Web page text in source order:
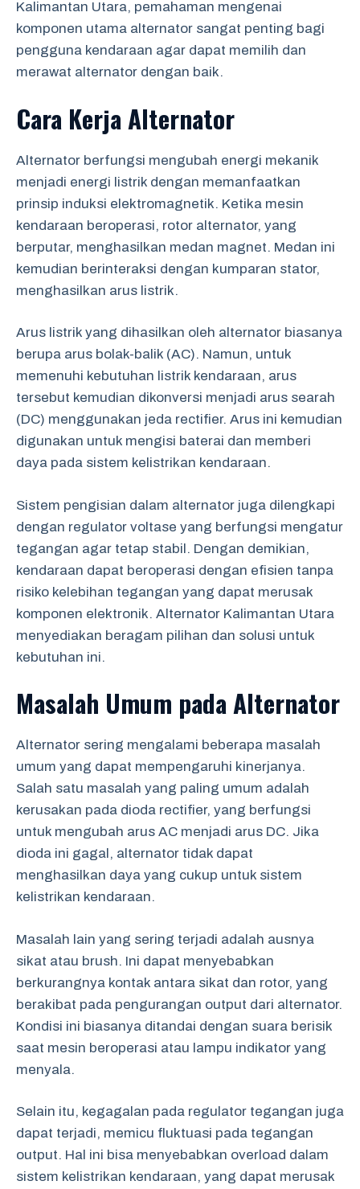
Kalimantan Utara, pemahaman mengenai
komponen utama alternator sangat penting bagi
pengguna kendaraan agar dapat memilih dan
merawat alternator dengan baik.
Cara Kerja Alternator
Alternator berfungsi mengubah energi mekanik
menjadi energi listrik dengan memanfaatkan
prinsip induksi elektromagnetik. Ketika mesin
kendaraan beroperasi, rotor alternator, yang
berputar, menghasilkan medan magnet. Medan ini
kemudian berinteraksi dengan kumparan stator,
menghasilkan arus listrik.
Arus listrik yang dihasilkan oleh alternator biasanya
berupa arus bolak-balik (AC). Namun, untuk
memenuhi kebutuhan listrik kendaraan, arus
tersebut kemudian dikonversi menjadi arus searah
(DC) menggunakan jeda rectifier. Arus ini kemudian
digunakan untuk mengisi baterai dan memberi
daya pada sistem kelistrikan kendaraan.
Sistem pengisian dalam alternator juga dilengkapi
dengan regulator voltase yang berfungsi mengatur
tegangan agar tetap stabil. Dengan demikian,
kendaraan dapat beroperasi dengan efisien tanpa
risiko kelebihan tegangan yang dapat merusak
komponen elektronik. Alternator Kalimantan Utara
menyediakan beragam pilihan dan solusi untuk
kebutuhan ini.
Masalah Umum pada Alternator
Alternator sering mengalami beberapa masalah
umum yang dapat mempengaruhi kinerjanya.
Salah satu masalah yang paling umum adalah
kerusakan pada dioda rectifier, yang berfungsi
untuk mengubah arus AC menjadi arus DC. Jika
dioda ini gagal, alternator tidak dapat
menghasilkan daya yang cukup untuk sistem
kelistrikan kendaraan.
Masalah lain yang sering terjadi adalah ausnya
sikat atau brush. Ini dapat menyebabkan
berkurangnya kontak antara sikat dan rotor, yang
berakibat pada pengurangan output dari alternator.
Kondisi ini biasanya ditandai dengan suara berisik
saat mesin beroperasi atau lampu indikator yang
menyala.
Selain itu, kegagalan pada regulator tegangan juga
dapat terjadi, memicu fluktuasi pada tegangan
output. Hal ini bisa menyebabkan overload dalam
sistem kelistrikan kendaraan, yang dapat merusak